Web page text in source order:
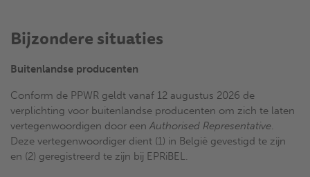
Bijzondere situaties
Buitenlandse producenten
Conform de PPWR geldt vanaf 12 augustus 2026 de
verplichting voor buitenlandse producenten om zich te laten
vertegenwoordigen door een Authorised Representative.
Deze vertegenwoordiger dient (1) in België gevestigd te zijn
en (2) geregistreerd te zijn bij EPRiBEL.